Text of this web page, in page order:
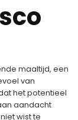
maaltijd, een
van
het potentieel
aandacht
wist te